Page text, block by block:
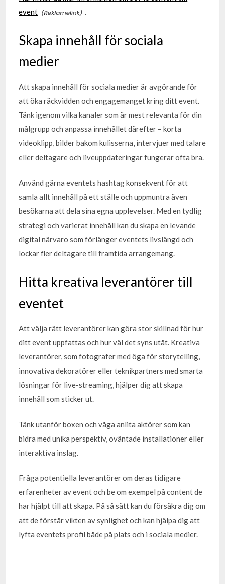
event
Skapa innehåll för sociala
medier
Att skapa innehåll för sociala medier är avgörande för
att öka räckvidden och engagemanget kring ditt event.
Tänk igenom vilka kanaler som är mest relevanta för din
målgrupp och anpassa innehållet därefter – korta
videoklipp, bilder bakom kulisserna, intervjuer med talare
eller deltagare och liveuppdateringar fungerar ofta bra.
Använd gärna eventets hashtag konsekvent för att
samla allt innehåll på ett ställe och uppmuntra även
besökarna att dela sina egna upplevelser. Med en tydlig
strategi och varierat innehåll kan du skapa en levande
digital närvaro som förlänger eventets livslängd och
lockar fler deltagare till framtida arrangemang.
Hitta kreativa leverantörer till
eventet
Att välja rätt leverantörer kan göra stor skillnad för hur
ditt event uppfattas och hur väl det syns utåt. Kreativa
leverantörer, som fotografer med öga för storytelling,
innovativa dekoratörer eller teknikpartners med smarta
lösningar för live-streaming, hjälper dig att skapa
innehåll som sticker ut.
Tänk utanför boxen och våga anlita aktörer som kan
bidra med unika perspektiv, oväntade installationer eller
interaktiva inslag.
Fråga potentiella leverantörer om deras tidigare
erfarenheter av event och be om exempel på content de
har hjälpt till att skapa. På så sätt kan du försäkra dig om
att de förstår vikten av synlighet och kan hjälpa dig att
lyfta eventets profil både på plats och i sociala medier.